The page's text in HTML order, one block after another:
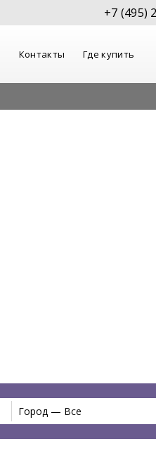
+7 (495)
Контакты Где купить
Город — Все